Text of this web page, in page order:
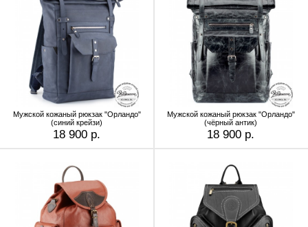
Мужской кожаный рюкзак "Орландо"
(синий крейзи)
18 900 р.
Мужской кожаный рюкзак "Орландо"
(чёрный антик)
18 900 р.